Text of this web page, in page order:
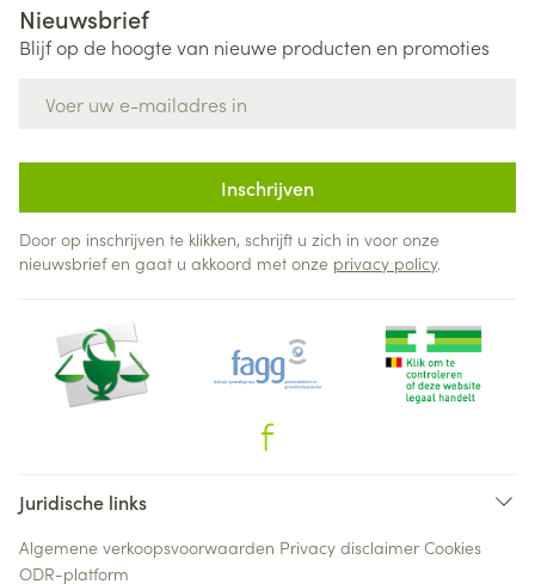
Nieuwsbrief
Blijf op de hoogte van nieuwe producten en promoties
Inschrijven
Door op inschrijven te klikken, schrijft u zich in voor onze
nieuwsbrief en gaat u akkoord met onze privacy policy.
Juridische links
Algemene verkoopsvoorwaarden Privacy disclaimer Cookies
ODR-platform